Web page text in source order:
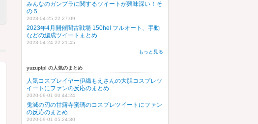
みんなのガンプラに関するツイートが興味深い！そ
の５
2023-04-25 22:27:09
2023年4月開催闇古戦場 150hel フルオート、手動
などの編成ツイートまとめ
2023-04-24 22:21:45
もっと見る
yuzupipl の人気のまとめ
人気コスプレイヤー伊織もえさんの大胆コスプレツ
イートにファンの反応のまとめ
2020-09-01 00:44:24
鬼滅の刃の甘露寺蜜璃のコスプレツイートにファン
の反応のまとめ
2020-09-01 05:24:30